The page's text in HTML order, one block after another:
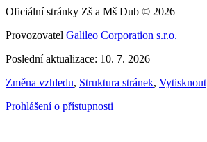
Oficiální stránky Zš a Mš Dub © 2026
Provozovatel Galileo Corporation s.r.o.
Poslední aktualizace: 10. 7. 2026
Změna vzhledu, Struktura stránek, Vytisknout
Prohlášení o přístupnosti